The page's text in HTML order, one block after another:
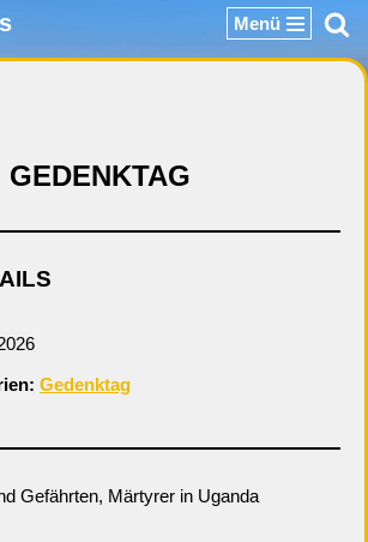
Menü
GEDENKTAG
Gedenktag
Gefährten, Märtyrer in Uganda